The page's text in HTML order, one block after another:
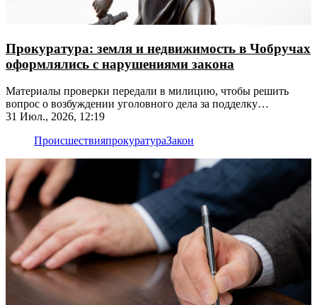
Прокуратура: земля и недвижимость в Чобручах
оформлялись с нарушениями закона
Материалы проверки передали в милицию, чтобы решить
вопрос о возбуждении уголовного дела за подделку
документов
31 Июл., 2026, 12:19
ПроисшествияпрокуратураЗакон